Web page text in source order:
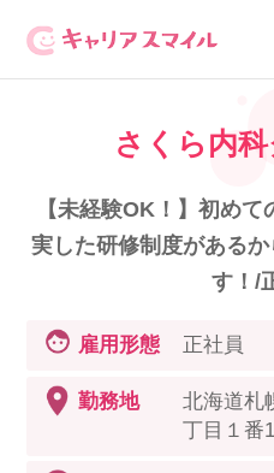
無料相談・お問
無料転職相談・お
選択して
派遣で働く
正社員・パー
介護のリ
さくら内
【未経験OK！】初め
実した研修制度がある
す！/
雇用形態 正社員
勤務地
北海道札
丁目１番